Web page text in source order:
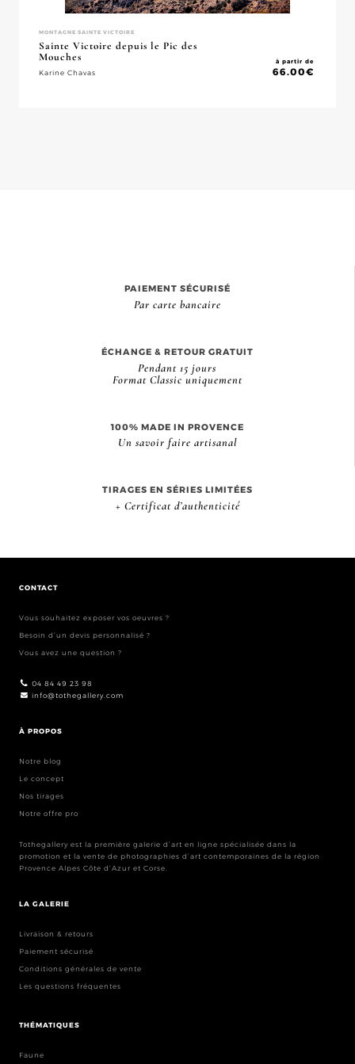
MONTAGNE SAINTE VICTOIRE
Sainte Victoire depuis le Pic des
Mouches
Karine Chavas
à partir de
66.00€
PAIEMENT SÉCURISÉ
Par carte bancaire
ÉCHANGE & RETOUR GRATUIT
Pendant 15 jours
Format Classic uniquement
100% MADE IN PROVENCE
Un savoir faire artisanal
TIRAGES EN SÉRIES LIMITÉES
+ Certificat d’authenticité
CONTACT
Vous souhaitez exposer vos oeuvres ?
Besoin d’un devis personnalisé ?
Vous avez une question ?
04 84 49 23 98
info@tothegallery.com
À PROPOS
Notre blog
Le concept
Nos tirages
Notre offre pro
Tothegallery est la première galerie d’art en ligne spécialisée dans la
promotion et la vente de photographies d’art contemporaines de la région
Provence Alpes Côte d’Azur et Corse.
LA GALERIE
Livraison & retours
Paiement sécurisé
Conditions générales de vente
Les questions fréquentes
THÉMATIQUES
Faune